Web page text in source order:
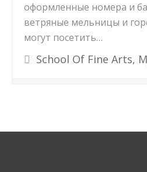
оформленные номера и
ветряные мельницы и
могут посетить…
School Of Fine Arts,